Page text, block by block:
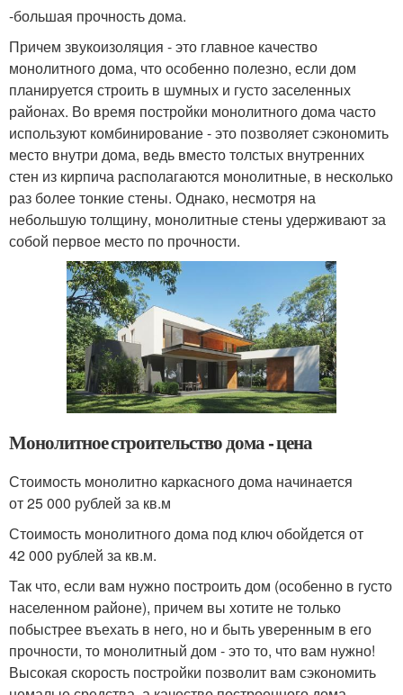
-большая прочность дома.
Причем звукоизоляция - это главное качество
монолитного дома, что особенно полезно, если дом
планируется строить в шумных и густо заселенных
районах. Во время постройки монолитного дома часто
используют комбинирование - это позволяет сэкономить
место внутри дома, ведь вместо толстых внутренних
стен из кирпича располагаются монолитные, в несколько
раз более тонкие стены. Однако, несмотря на
небольшую толщину, монолитные стены удерживают за
собой первое место по прочности.
Монолитное строительство дома - цена
Стоимость монолитно каркасного дома начинается
от 25 000 рублей за кв.м
Стоимость монолитного дома под ключ обойдется от
42 000 рублей за кв.м.
Так что, если вам нужно построить дом (особенно в густо
населенном районе), причем вы хотите не только
побыстрее въехать в него, но и быть уверенным в его
прочности, то монолитный дом - это то, что вам нужно!
Высокая скорость постройки позволит вам сэкономить